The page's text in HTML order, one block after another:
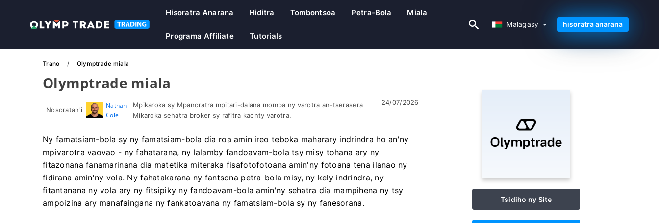
Malagasy
Hisoratra Anarana Hiditra Tombontsoa Petra-Bola Miala
Programa Affiliate Tutorials
Malagasy hisoratra anarana
Trano Olymptrade miala
Olymptrade miala
Nosoratan'i
Nathan
Cole
Mpikaroka sy Mpanoratra mpitari-dalana momba ny varotra an-tserasera
Mikaroka sehatra broker sy rafitra kaonty varotra.
24/07/2026
Ny famatsiam-bola sy ny famatsiam-bola dia roa amin'ireo teboka maharary indrindra ho an'ny
mpivarotra vaovao - ny fahatarana, ny lalamby fandoavam-bola tsy misy tohana ary ny
fitazonana fanamarinana dia matetika miteraka fisafotofotoana amin'ny fotoana tena ilanao ny
fidirana amin'ny vola. Ny fahatakarana ny fantsona petra-bola misy, ny kely indrindra, ny
fitantanana ny vola ary ny fitsipiky ny fandoavam-bola amin'ny sehatra dia mampihena ny tsy
ampoizina ary manafaingana ny fankatoavana ny famatsiam-bola sy ny fanesorana.
Tsidiho ny Site